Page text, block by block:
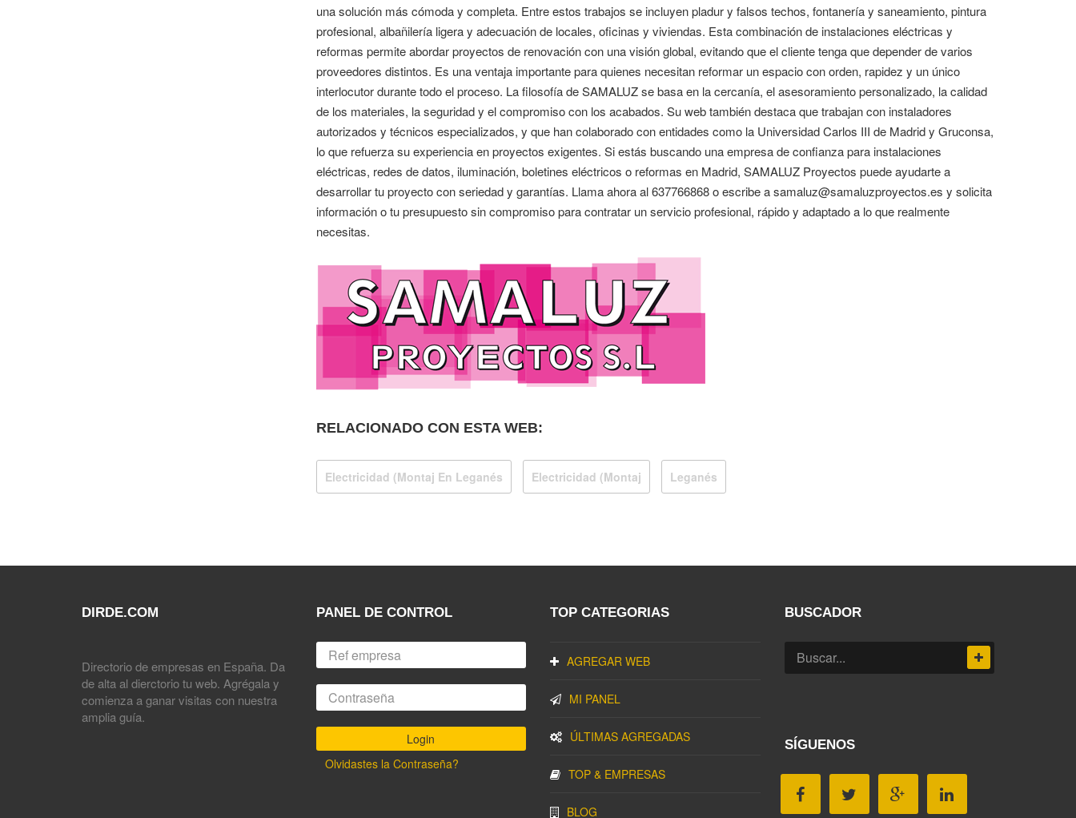
una solución más cómoda y completa. Entre estos trabajos se incluyen pladur y falsos techos, fontanería y saneamiento, pintura
profesional, albañilería ligera y adecuación de locales, oficinas y viviendas. Esta combinación de instalaciones eléctricas y
reformas permite abordar proyectos de renovación con una visión global, evitando que el cliente tenga que depender de varios
proveedores distintos. Es una ventaja importante para quienes necesitan reformar un espacio con orden, rapidez y un único
interlocutor durante todo el proceso. La filosofía de SAMALUZ se basa en la cercanía, el asesoramiento personalizado, la calidad
de los materiales, la seguridad y el compromiso con los acabados. Su web también destaca que trabajan con instaladores
autorizados y técnicos especializados, y que han colaborado con entidades como la Universidad Carlos III de Madrid y Gruconsa,
lo que refuerza su experiencia en proyectos exigentes. Si estás buscando una empresa de confianza para instalaciones
eléctricas, redes de datos, iluminación, boletines eléctricos o reformas en Madrid, SAMALUZ Proyectos puede ayudarte a
desarrollar tu proyecto con seriedad y garantías. Llama ahora al 637766868 o escribe a samaluz@samaluzproyectos.es y solicita
información o tu presupuesto sin compromiso para contratar un servicio profesional, rápido y adaptado a lo que realmente
necesitas.
RELACIONADO CON ESTA WEB:
Electricidad (montaj En Leganés Electricidad (montaj Leganés
DIRDE.COM
Directorio de empresas en España. Da
de alta al dierctorio tu web. Agrégala y
comienza a ganar visitas con nuestra
amplia guía.
PANEL DE CONTROL
Olvidastes la Contraseña?
TOP CATEGORIAS
AGREGAR WEB
MI PANEL
ÚLTIMAS AGREGADAS
TOP & EMPRESAS
BLOG
BUSCADOR
SÍGUENOS